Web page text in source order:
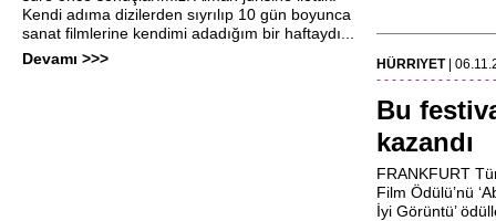
Kendi adıma dizilerden sıyrılıp 10 gün boyunca
sanat filmlerine kendimi adadığım bir haftaydı...
Devamı >>>
HÜRRIYET
|
- - - - - - - - - - - - - - -
Bu
kazandı
FRANKFURT
Film Ödülü’nü
İyi Görüntü’